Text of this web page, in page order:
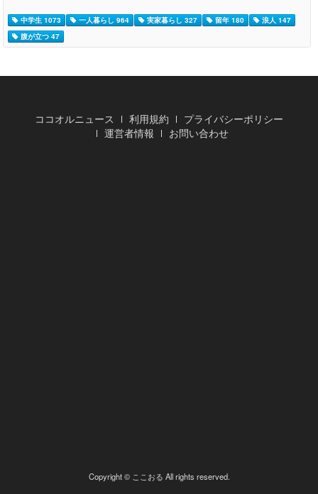
中学生 1073 一人暮らし 964 実家暮らし 327 留年 180
浪人 147
腹が立つ 47
ココオルニュース 利用規約
プライバシーポリシー
運営者情報
お問い合わせ
Copyright © ここおる All rights reserved.